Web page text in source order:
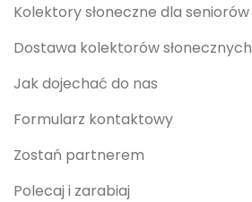
Kolektory słoneczne dla seniorów
Dostawa kolektorów słonecznych
Jak dojechać do nas
Formularz kontaktowy
Zostań partnerem
Polecaj i zarabiaj